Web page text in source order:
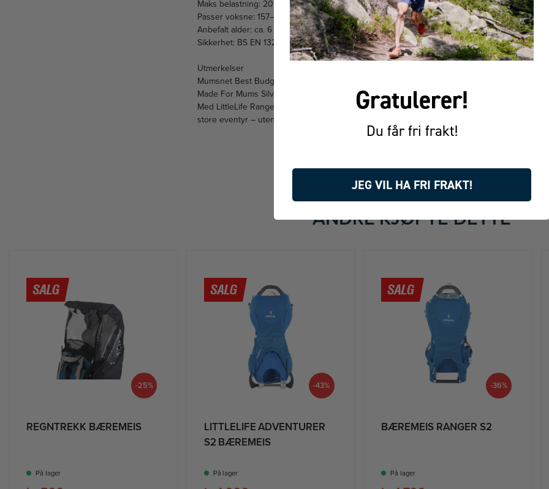
Maks belastning: 20 kg
Passer voksne: 157–187 cm
Anbefalt alder: ca. 6 måneder – 3 år
Sikkerhet: BS EN 13209:2004 sertifisert
Utmerkelser
Mumsnet Best Budget Baby Carrier Backpack 2018
Made For Mums Silver Award 2022
Med LittleLife Ranger S2 får du en ultralett og pålitelig bæremeis som gjør det enkelt å ta
store eventyr – uten å måtte dra med barnevogn.
FÅR VI FORESLÅ
ANDRE KJØPTE DETTE
-25%
REGNTREKK BÆREMEIS
På lager
-43%
LITTLELIFE ADVENTURER
S2 BÆREMEIS
På lager
-36%
BÆREMEIS RANGER S2
På lager
Gratulerer!
Du får fri frakt!
JEG VIL HA FRI FRAKT!